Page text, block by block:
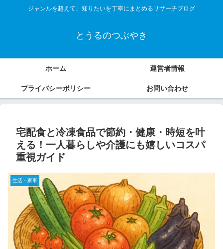
ジャンルを超えて、知りたいを丁寧にまとめるリサーチブログ
とうるのつぶやき
ホーム 運営者情報
プライバシーポリシー お問い合わせ
宅配食と冷凍食品で節約・健康・時短を叶
える！一人暮らしや介護にも嬉しいコスパ
重視ガイド
生活・家事